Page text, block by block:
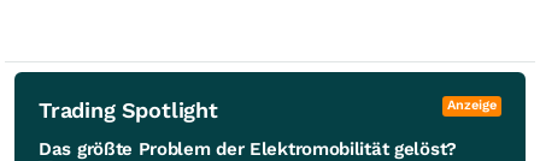
Trading Spotlight Anzeige
Das größte Problem der Elektromobilität gelöst?